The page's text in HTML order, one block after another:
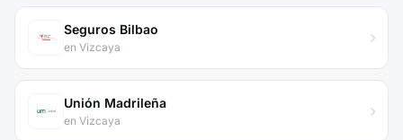
Seguros Bilbao
en Vizcaya
Unión Madrileña
en Vizcaya